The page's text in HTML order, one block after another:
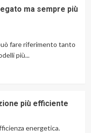
ma sempre più
fare riferimento tanto
più...
più efficiente
energetica.